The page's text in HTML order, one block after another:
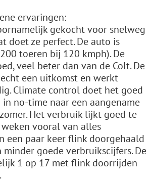
ervaringen:
gekocht voor snelweg
doet ze perfect. De auto is
toeren bij 120 kmph). De
veel beter dan van de Colt. De
een uitkomst en werkt
Climate control doet het goed
no-time naar een aangename
Het verbruik lijkt goed te
vooral van alles
een paar keer flink doorgehaald
goede verbruikscijfers. De
1 op 17 met flink doorrijden